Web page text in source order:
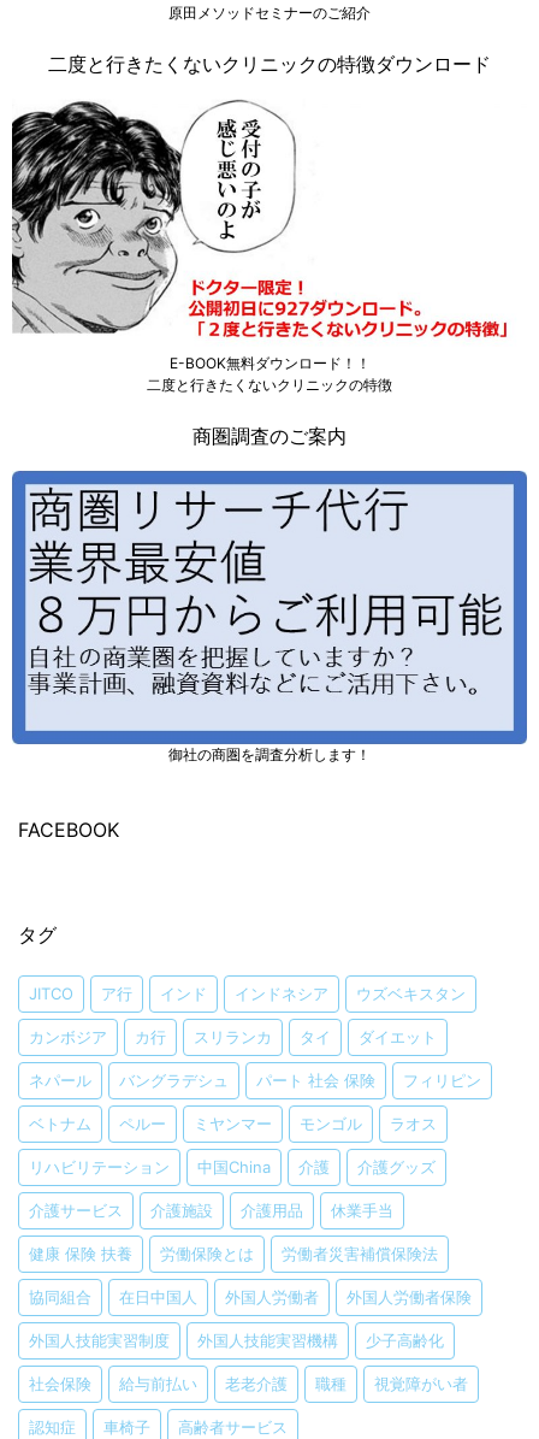
原田メソッドセミナーのご紹介
二度と行きたくないクリニックの特徴ダウンロード
E-BOOK無料ダウンロード！！
二度と行きたくないクリニックの特徴
商圏調査のご案内
御社の商圏を調査分析します！
FACEBOOK
タグ
JITCO ア行 インド インドネシア ウズベキスタン
カンボジア カ行 スリランカ タイ ダイエット
ネパール バングラデシュ パート 社会 保険 フィリピン
ベトナム ペルー ミヤンマー モンゴル ラオス
リハビリテーション 中国China 介護 介護グッズ
介護サービス 介護施設 介護用品 休業手当
健康 保険 扶養 労働保険とは 労働者災害補償保険法
協同組合 在日中国人 外国人労働者 外国人労働者保険
外国人技能実習制度 外国人技能実習機構 少子高齢化
社会保険 給与前払い 老老介護 職種 視覚障がい者
認知症 車椅子 高齢者サービス